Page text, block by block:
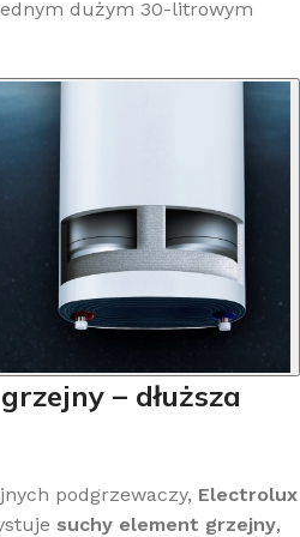
dużym 30-litrowym
– dłuższa
podgrzewaczy, Electrolux
suchy element grzejny,